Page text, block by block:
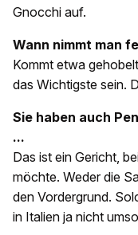
Gnocchi auf.
Wann nimmt man
Kommt etwa
das Wichtigste sein.
Sie haben auch
...
Das ist ein Gericht,
möchte. Weder die
den Vordergrund.
in Italien ja nicht